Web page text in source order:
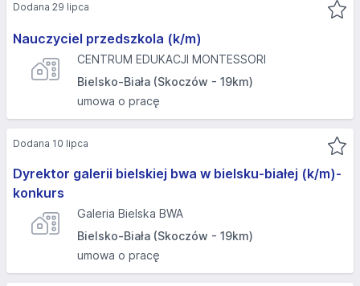
Nauczyciel przedszkola (k/m)
CENTRUM EDUKACJI MONTESSORI
Bielsko-Biała (Skoczów - 19km)
umowa o pracę
Dodana 29 lipca
Dyrektor galerii bielskiej bwa w bielsku-białej (k/m)-
konkurs
Galeria Bielska BWA
Bielsko-Biała (Skoczów - 19km)
umowa o pracę
Dodana 10 lipca